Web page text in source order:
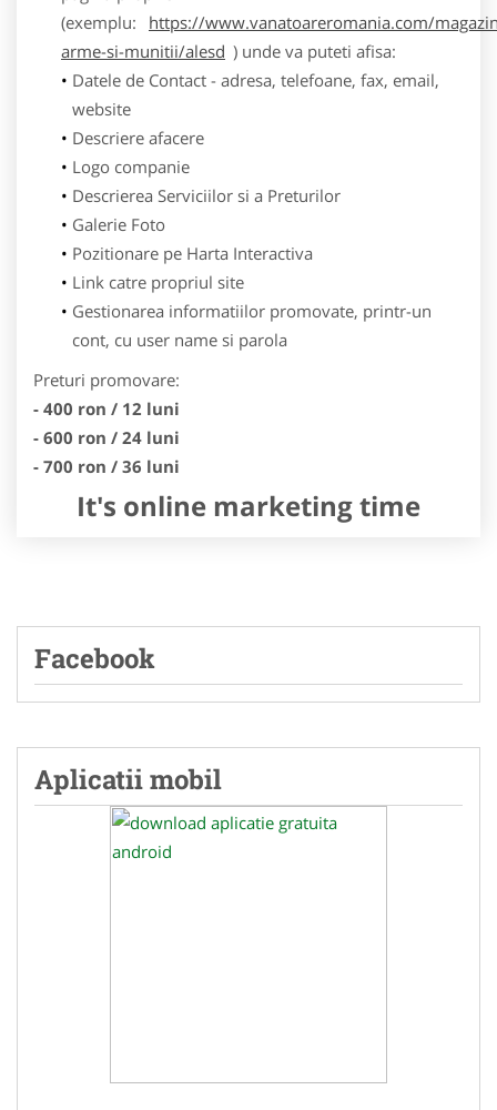
(exemplu:
https://www.vanatoareromania.com/
arme-si-munitii/alesd ) unde va puteti afisa:
Datele de Contact - adresa, telefoane, fax, email,
website
Descriere afacere
Logo companie
Descrierea Serviciilor si a Preturilor
Galerie Foto
Pozitionare pe Harta Interactiva
Link catre propriul site
Gestionarea informatiilor promovate, printr-un
cont, cu user name si parola
Preturi promovare:
- 400 ron / 12 luni
- 600 ron / 24 luni
- 700 ron / 36 luni
It's online marketing time
Facebook
Aplicatii mobil